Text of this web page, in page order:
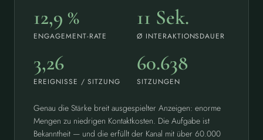
12,9 %
ENGAGEMENT-RATE
11 Sek.
Ø INTERAKTIONSDAUER
3,26
EREIGNISSE / SITZUNG
60.638
SITZUNGEN
Genau die Stärke breit ausgespielter Anzeigen: enorme
Mengen zu niedrigen Kontaktkosten. Die Aufgabe ist
Bekanntheit — und die erfüllt der Kanal mit über 60.000